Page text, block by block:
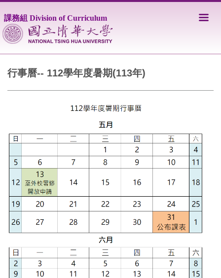
到
主
要
區
課務組 Division of Curriculum
行事曆-- 112學年度暑期(113年)